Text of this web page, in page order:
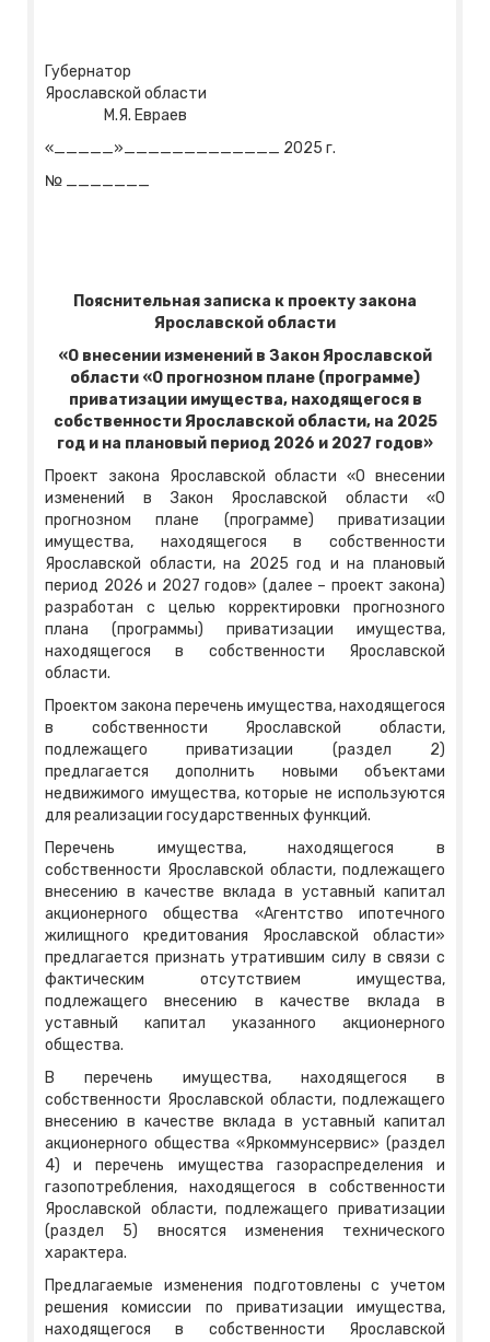
Губернатор
Ярославской области
М.Я. Евраев
«_____»_____________ 2025 г.
№ _______
Пояснительная записка к проекту закона
Ярославской области
«О внесении изменений в Закон Ярославской
области «О прогнозном плане (программе)
приватизации имущества, находящегося в
собственности Ярославской области, на 2025
год и на плановый период 2026 и 2027 годов»
Проект закона Ярославской области «О внесении
изменений в Закон Ярославской области «О
прогнозном плане (программе) приватизации
имущества, находящегося в собственности
Ярославской области, на 2025 год и на плановый
период 2026 и 2027 годов» (далее – проект закона)
разработан с целью корректировки прогнозного
плана (программы) приватизации имущества,
находящегося в собственности Ярославской
области.
Проектом закона перечень имущества, находящегося
в собственности Ярославской области,
подлежащего приватизации (раздел 2)
предлагается дополнить новыми объектами
недвижимого имущества, которые не используются
для реализации государственных функций.
Перечень имущества, находящегося в
собственности Ярославской области, подлежащего
внесению в качестве вклада в уставный капитал
акционерного общества «Агентство ипотечного
жилищного кредитования Ярославской области»
предлагается признать утратившим силу в связи с
фактическим отсутствием имущества,
подлежащего внесению в качестве вклада в
уставный капитал указанного акционерного
общества.
В перечень имущества, находящегося в
собственности Ярославской области, подлежащего
внесению в качестве вклада в уставный капитал
акционерного общества «Яркоммунсервис» (раздел
4) и перечень имущества газораспределения и
газопотребления, находящегося в собственности
Ярославской области, подлежащего приватизации
(раздел 5) вносятся изменения технического
характера.
Предлагаемые изменения подготовлены с учетом
решения комиссии по приватизации имущества,
находящегося в собственности Ярославской